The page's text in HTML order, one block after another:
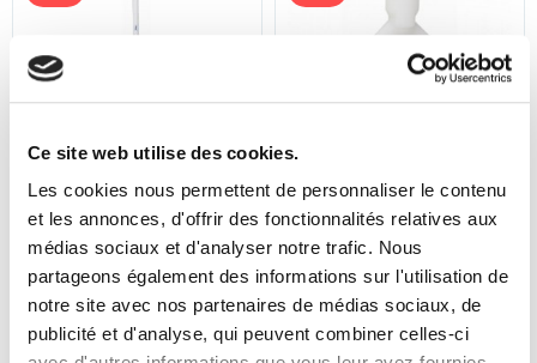
Ce site web utilise des cookies.
Les cookies nous permettent de personnaliser le contenu
et les annonces, d'offrir des fonctionnalités relatives aux
médias sociaux et d'analyser notre trafic. Nous
partageons également des informations sur l'utilisation de
notre site avec nos partenaires de médias sociaux, de
publicité et d'analyse, qui peuvent combiner celles-ci
70105
Grand mélangeur
Vikan, Ø31 mm, 1190
mm
34,79 € HT37,82 € HT
41 ,38 € TTC
70115
Raclette à cuve Vikan,
220 mm
8,07 € HT8 ,77 € HT
9